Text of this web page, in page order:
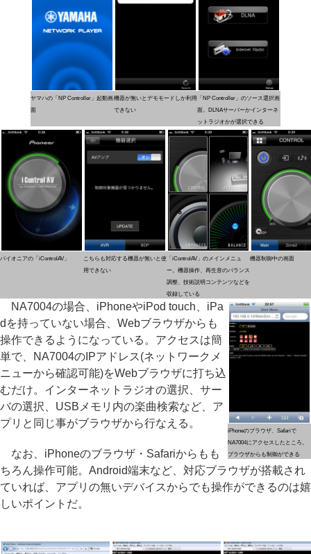
ヤマハの「NP Controller」起動画
面
機器が無いとデモモードしか利用
できない
「NP Controller」のソース選択画
面。DLNAサーバーかインターネ
ットラジオかが選択できる
パイオニアの「iControlAV」
こちらも対応する機器が無いと使
用できない
「iControlAV」のメインメニュ
ー。機器操作、再生音のバランス
調整、技術説明コンテンツなどを
収録している
機器制御中の画面
iPhoneのブラウザ、Safariで
NA7004にアクセスしたところ。
ブラウザからも制御ができる
NA7004の場合、iPhoneやiPod touch、iPa
dを持っていない場合、Webブラウザからも
操作できるようになっている。アクセスは簡
単で、NA7004のIPアドレス(ネットワークメ
ニューから確認可能)をWebブラウザに打ち込
むだけ。インターネットラジオの選択、サー
バの選択、USBメモリ内の楽曲検索など、ア
プリと同じ事がブラウザから行なえる。
なお、iPhoneのブラウザ・Safariからもも
ちろん操作可能。Android端末など、対応ブラウザが搭載され
ていれば、アプリの無いデバイスからでも操作ができるのは嬉
しいポイントだ。